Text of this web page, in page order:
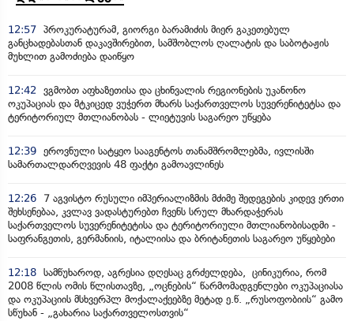
12:57 პროკურატურამ, გიორგი ბარამიძის მიერ გაკეთებულ
განცხადებასთან დაკავშირებით, სამშობლოს ღალატის და საბოტაჟის
მუხლით გამოძიება დაიწყო
12:42
ვგმობთ აფხაზეთისა და ცხინვალის რეგიონების უკანონო
ოკუპაციას და მტკიცედ ვუჭერთ მხარს საქართველოს სუვერენიტეტსა და
ტერიტორიულ მთლიანობას - ლიეტუვის საგარეო უწყება
12:39 ეროვნული სატყეო სააგენტოს თანამშრომლებმა, ივლისში
სამართალდარღვევის 48 ფაქტი გამოავლინეს
12:26
7 აგვისტო რუსული იმპერიალიზმის მძიმე შედეგების კიდევ ერთი
შეხსენებაა, კვლავ ვადასტურებთ ჩვენს სრულ მხარდაჭერას
საქართველოს სუვერენიტეტისა და ტერიტორიული მთლიანობისადმი -
საფრანგეთის, გერმანიის, იტალიისა და ბრიტანეთის საგარეო უწყებები
12:18 სამწუხაროდ, აგრესია დღესაც გრძელდება, ცინიკურია, რომ
2008 წლის ომის წლისთავზე, „ოცნების“ წარმომადგენლები ოკუპაციასა
და ოკუპაციის მსხვერპლ მოქალაქეებზე მეტად ე.წ. „რუსოფობიის“ გამო
სწუხან - „გახარია საქართველოსთვის“